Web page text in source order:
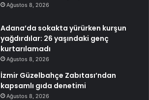
Ağustos 8, 2026
Adana’da sokakta yürürken kurşun
yağdırdılar: 26 yaşındaki genç
kurtarılamadı
Ağustos 8, 2026
İzmir Güzelbahçe Zabıtası’ndan
kapsamlı gıda denetimi
Ağustos 8, 2026